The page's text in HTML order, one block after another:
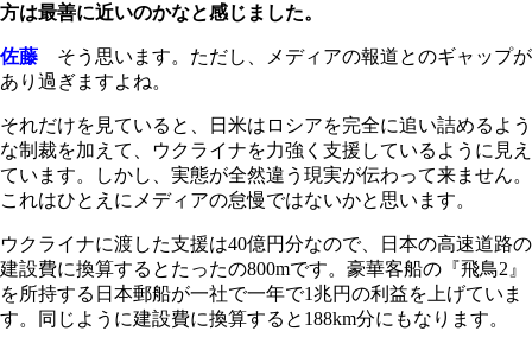
方は最善に近いのかなと感じました。
佐藤
そう思います。ただし、メディアの報道とのギャップが
あり過ぎますよね。
それだけを見ていると、日米はロシアを完全に追い詰めるよう
な制裁を加えて、ウクライナを力強く支援しているように見え
ています。しかし、実態が全然違う現実が伝わって来ません。
これはひとえにメディアの怠慢ではないかと思います。
ウクライナに渡した支援は40億円分なので、日本の高速道路の
建設費に換算するとたったの800mです。豪華客船の『飛鳥2』
を所持する日本郵船が一社で一年で1兆円の利益を上げていま
す。同じように建設費に換算すると188km分にもなります。